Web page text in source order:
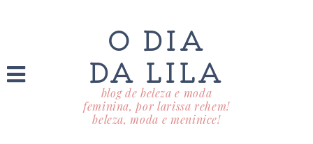
O DIA
DA LILA
blog de beleza e moda
feminina, por larissa rehem!
beleza, moda e meninice!